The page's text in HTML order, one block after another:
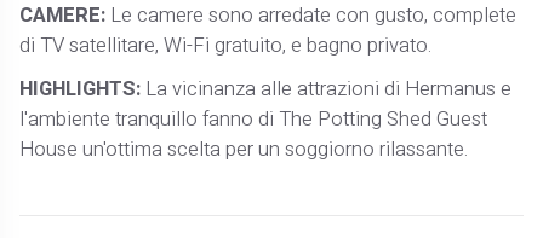
CAMERE: Le camere sono arredate con gusto, complete
di TV satellitare, Wi-Fi gratuito, e bagno privato.
HIGHLIGHTS: La vicinanza alle attrazioni di Hermanus e
l'ambiente tranquillo fanno di The Potting Shed Guest
House un'ottima scelta per un soggiorno rilassante.